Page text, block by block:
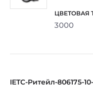
3000
IETC-Ритейл-806175-